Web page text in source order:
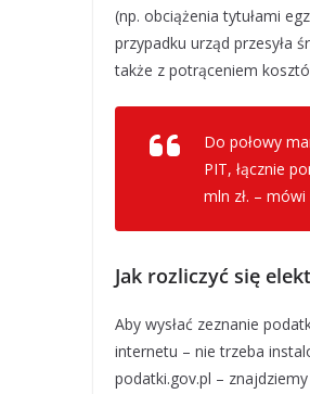
(np. obciążenia tytułami
przypadku urząd przesyła
także z potrąceniem
Do połowy
PIT, łącznie
mln zł. –
Jak rozliczyć się
Aby wysłać zeznanie
internetu – nie trzeba
podatki.gov.pl –